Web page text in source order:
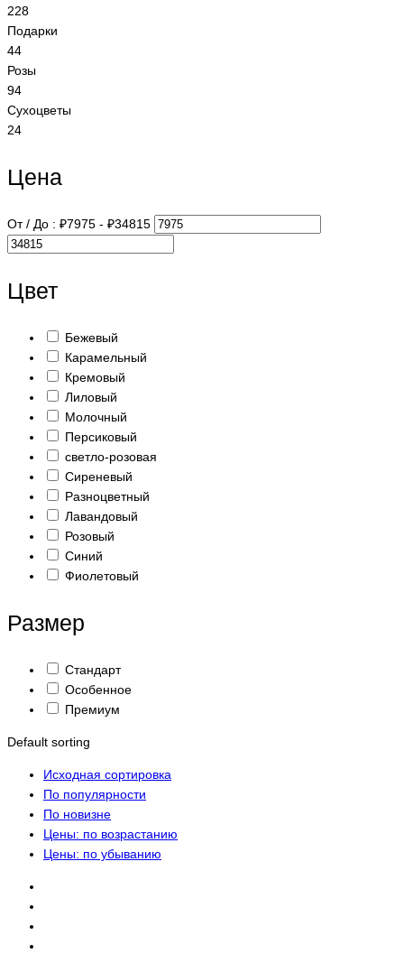
228
Подарки
44
Розы
94
Сухоцветы
24
Цена
От / До : ₽7975 - ₽34815
Цвет
Бежевый
Карамельный
Кремовый
Лиловый
Молочный
Персиковый
светло-розовая
Сиреневый
Разноцветный
Лавандовый
Розовый
Синий
Фиолетовый
Размер
Стандарт
Особенное
Премиум
Default sorting
Исходная сортировка
По популярности
По новизне
Цены: по возрастанию
Цены: по убыванию